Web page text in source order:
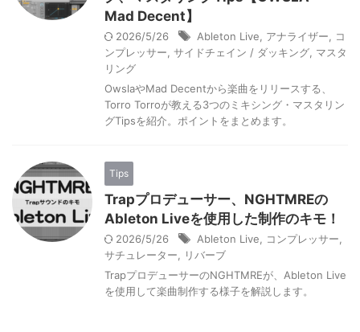
Mad Decent】
2026/5/26 Ableton Live アナライザー
コ
ンプレッサー サイドチェイン / ダッキング マスタ
リング
OwslaやMad Decentから楽曲をリリースする、
Torro Torroが教える3つのミキシング・マスタリン
グTipsを紹介。ポイントをまとめます。
Tips
Trapプロデューサー、NGHTMREの
Ableton Liveを使用した制作のキモ！
2026/5/26 Ableton Live コンプレッサー
サチュレーター
リバーブ
TrapプロデューサーのNGHTMREが、Ableton Live
を使用して楽曲制作する様子を解説します。